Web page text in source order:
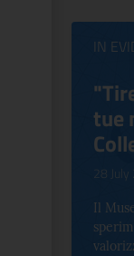
IN
tue
28
Il